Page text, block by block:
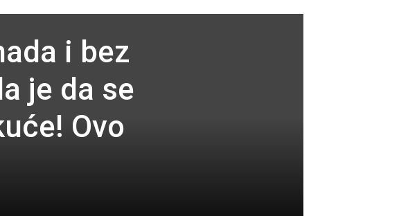
i bez
je da se
Ovo